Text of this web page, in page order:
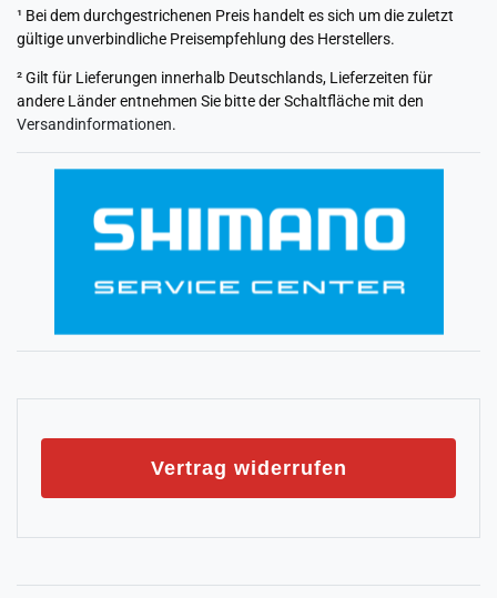
¹ Bei dem durchgestrichenen Preis handelt es sich um die zuletzt
gültige unverbindliche Preisempfehlung des Herstellers.
² Gilt für Lieferungen innerhalb Deutschlands, Lieferzeiten für
andere Länder entnehmen Sie bitte der Schaltfläche mit den
Versandinformationen.
Vertrag widerrufen